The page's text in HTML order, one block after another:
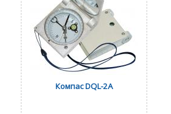
Компас DQL-2A